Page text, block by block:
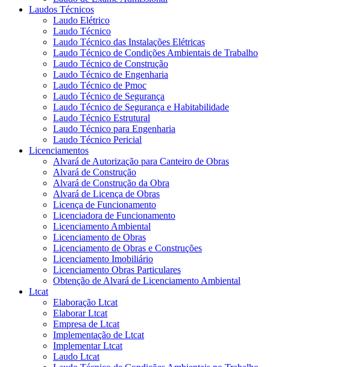
Laudos Técnicos
Laudo Elétrico
Laudo Técnico
Laudo Técnico das Instalações Elétricas
Laudo Técnico de Condições Ambientais de Trabalho
Laudo Técnico de Construção
Laudo Técnico de Engenharia
Laudo Técnico de Pmoc
Laudo Técnico de Segurança
Laudo Técnico de Segurança e Habitabilidade
Laudo Técnico Estrutural
Laudo Técnico para Engenharia
Laudo Técnico Pericial
Licenciamentos
Alvará de Autorização para Canteiro de Obras
Alvará de Construção
Alvará de Construção da Obra
Alvará de Licença de Obras
Licença de Funcionamento
Licenciadora de Funcionamento
Licenciamento Ambiental
Licenciamento de Obras
Licenciamento de Obras e Construções
Licenciamento Imobiliário
Licenciamento Obras Particulares
Obtenção de Alvará de Licenciamento Ambiental
Ltcat
Elaboração Ltcat
Elaborar Ltcat
Empresa de Ltcat
Implementação de Ltcat
Implementar Ltcat
Laudo Ltcat